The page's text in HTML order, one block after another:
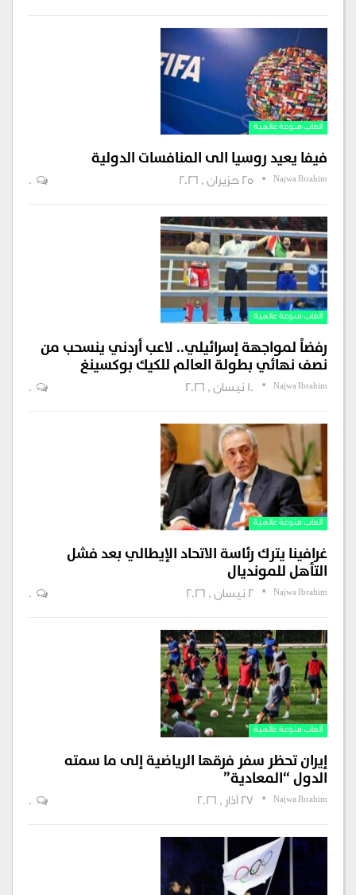
ألعاب منوعة عالمية
فيفا يعيد روسيا الى المنافسات الدولية
Najwa Ibrahim 25 حزيران , 2026 0
ألعاب منوعة عالمية
رفضاً لمواجهة إسرائيلي.. لاعب أردني ينسحب من
نصف نهائي بطولة العالم للكيك بوكسينغ
Najwa Ibrahim
0
ألعاب منوعة عالمية
غرافينا يترك رئاسة الاتحاد الإيطالي بعد فشل
التأهل للمونديال
Najwa Ibrahim
0
ألعاب منوعة عالمية
إيران تحظر سفر فرقها الرياضية إلى ما سمته
الدول “المعادية”
Najwa Ibrahim 27 آذار , 2026 0